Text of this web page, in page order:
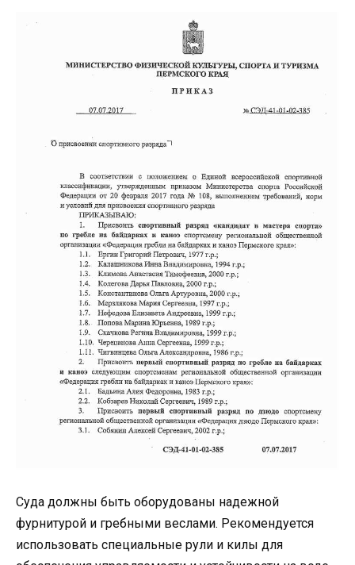
Суда должны быть оборудованы надежной
фурнитурой и гребными веслами. Рекомендуется
использовать специальные рули и килы для